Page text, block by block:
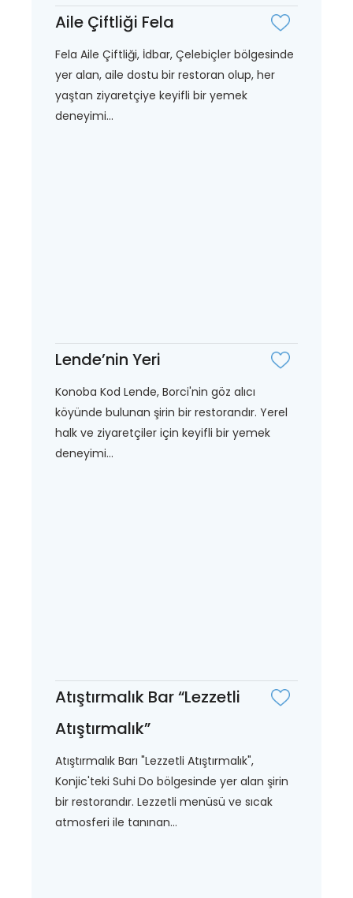
Aile Çiftliği Fela
Fela Aile Çiftliği, İdbar, Çelebiçler bölgesinde
yer alan, aile dostu bir restoran olup, her
yaştan ziyaretçiye keyifli bir yemek
deneyimi...
Lende’nin Yeri
Konoba Kod Lende, Borci'nin göz alıcı
köyünde bulunan şirin bir restorandır. Yerel
halk ve ziyaretçiler için keyifli bir yemek
deneyimi...
Atıştırmalık Bar “Lezzetli
Atıştırmalık”
Atıştırmalık Barı "Lezzetli Atıştırmalık",
Konjic'teki Suhi Do bölgesinde yer alan şirin
bir restorandır. Lezzetli menüsü ve sıcak
atmosferi ile tanınan...